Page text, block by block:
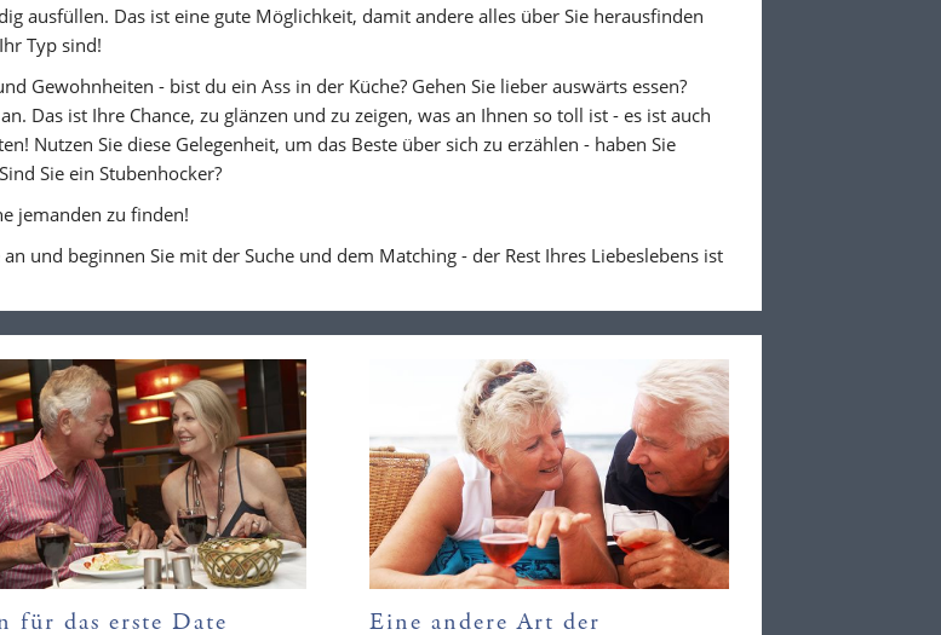
ausfüllen. Das ist eine gute Möglichkeit, damit andere alles über Sie herausfinden
Typ sind!
Gewohnheiten - bist du ein Ass in der Küche? Gehen Sie lieber auswärts essen?
Das ist Ihre Chance, zu glänzen und zu zeigen, was an Ihnen so toll ist - es ist auch
Nutzen Sie diese Gelegenheit, um das Beste über sich zu erzählen - haben Sie
Sie ein Stubenhocker?
jemanden zu finden!
und beginnen Sie mit der Suche und dem Matching - der Rest Ihres Liebeslebens ist
für das erste Date Eine andere Art der